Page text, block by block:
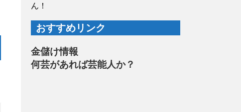
ん！
おすすめリンク
金儲け情報
何芸があれば芸能人か？